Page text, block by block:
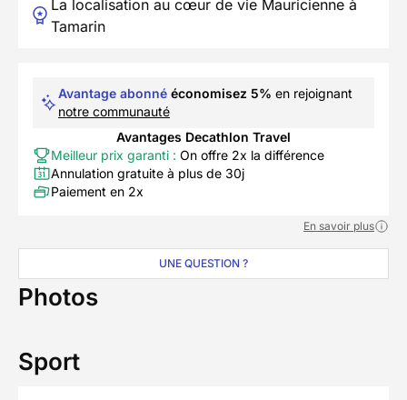
La localisation au cœur de vie Mauricienne à
Tamarin
Avantage abonné économisez 5% en rejoignant
notre communauté
Avantages Decathlon Travel
Meilleur prix garanti : On offre 2x la différence
Annulation gratuite à plus de 30j
Paiement en 2x
En savoir plus
UNE QUESTION ?
Photos
Sport